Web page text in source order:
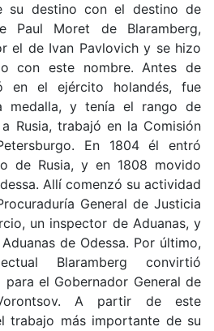
su destino con el destino de
Paul Moret de Blaramberg,
el de Ivan Pavlovich y se hizo
con este nombre. Antes de
en el ejército holandés, fue
medalla, y tenía el rango de
Rusia, trabajó en la Comisión
En 1804 él entró
de Rusia, y en 1808 movido
Allí comenzó su actividad
General de Justicia
un inspector de Aduanas, y
de Odessa. Por último,
Blaramberg convirtió
para el Gobernador General de
A partir de este
trabajo más importante de su